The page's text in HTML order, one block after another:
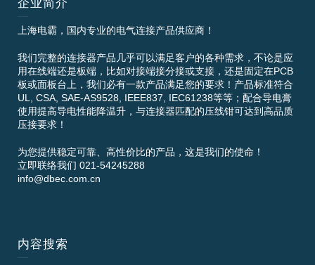
企业简介
上海电霸，国内专业的电气连接产品供应商！
我们完整的连接器产品几乎可以满足客户的各种需求，不论是应
用在线端还是板端，比如对接端接分接或支接，还是固定在PCB
板或面板台上，我们必有一款产品满足您的要求！产品标准符合
UL, CSA, SAE-AS9528, IEEE837, IEC61238等等；配合导电膏
使用提高导电性能降温升，与连接器匹配的压线钳可达到高品质
压接要求！
为您提供稳定可靠、高性价比的产品，这是我们的使命！
立即联络我们 021-54245288
info@dbec.com.cn
内容搜索